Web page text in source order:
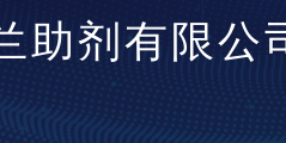
助剂有限公